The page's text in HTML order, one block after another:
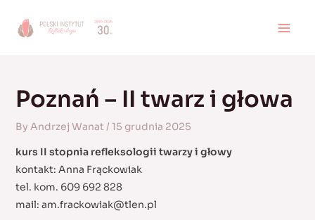
Poznań – II twarz i głowa
By Andrzej Wanat/15 grudnia 2025
kurs II stopnia refleksologii twarzy i głowy
kontakt: Anna Frąckowiak
tel. kom. 609 692 828
mail: am.frackowiak@tlen.pl